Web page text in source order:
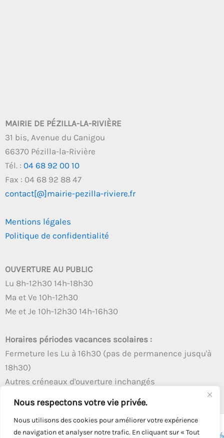
Nous respectons votre vie privée.
Nous utilisons des cookies pour améliorer votre expérience
de navigation et analyser notre trafic. En cliquant sur « Tout
MAIRIE DE PÉZILLA-LA-RIVIÈRE
31 bis, Avenue du Canigou
66370 Pézilla-la-Rivière
Tél. : 04 68 92 00 10
Fax : 04 68 92 88 47
contact[@]mairie-pezilla-riviere.fr
Mentions légales
Politique de confidentialité
OUVERTURE AU PUBLIC
Lu 8h-12h30 14h-18h30
Ma et Ve 10h-12h30
Me et Je 10h-12h30 14h-16h30
Horaires périodes vacances scolaires :
Fermeture les Lu à 16h30 (pas de permanence jusqu'à
18h30)
Autres créneaux d'ouverture inchangés
Copyright © 2026 - Tous droits réservés - | Webmaster